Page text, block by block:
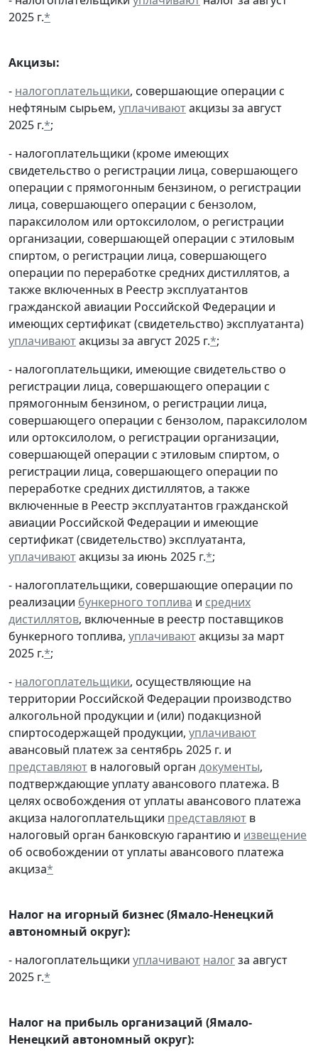
2025 г.*
Акцизы:
- налогоплательщики, совершающие операции с
нефтяным сырьем, уплачиваютакцизы за август
2025 г.*;
- налогоплательщики (кроме имеющих
свидетельство о регистрации лица, совершающего
операции с прямогонным бензином, о регистрации
лица, совершающего операции с бензолом,
параксилолом или ортоксилолом, о регистрации
организации, совершающей операции с этиловым
спиртом, о регистрации лица, совершающего
операции по переработке средних дистиллятов, а
также включенных в Реестр эксплуатантов
гражданской авиации Российской Федерации и
имеющих сертификат (свидетельство) эксплуатанта)
уплачиваютакцизы за август 2025 г.*;
- налогоплательщики, имеющие свидетельство о
регистрации лица, совершающего операции с
прямогонным бензином, о регистрации лица,
совершающего операции с бензолом, параксилолом
или ортоксилолом, о регистрации организации,
совершающей операции с этиловым спиртом, о
регистрации лица, совершающего операции по
переработке средних дистиллятов, а также
включенные в Реестр эксплуатантов гражданской
авиации Российской Федерации и имеющие
сертификат (свидетельство) эксплуатанта,
уплачиваютакцизы за июнь 2025 г.*;
- налогоплательщики, совершающие операции по
реализации бункерного топлива и средних
дистиллятов, включенные в реестр поставщиков
бункерного топлива, уплачиваютакцизы за март
2025 г.*;
- налогоплательщики, осуществляющие на
территории Российской Федерации производство
алкогольной продукции и (или) подакцизной
спиртосодержащей продукции, уплачивают
авансовый платеж за сентябрь 2025 г. и
представляют в налоговый орган документы,
подтверждающие уплату авансового платежа. В
целях освобождения от уплаты авансового платежа
акциза налогоплательщики представляют в
налоговый орган банковскую гарантию и извещение
об освобождении от уплаты авансового платежа
акциза*
Налог на игорный бизнес (Ямало-Ненецкий
автономный округ):
- налогоплательщики уплачивают налогза август
2025 г.*
Налог на прибыль организаций (Ямало-
Ненецкий автономный округ):